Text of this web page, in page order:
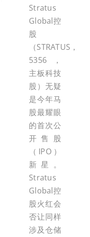
Stratus
Global控
股
（STRATUS，
5356，
主板科技
股）无疑
是今年马
股最耀眼
的首次公
开售股
（IPO）
新星。
Stratus
Global控
股火红会
否让同样
涉及仓储